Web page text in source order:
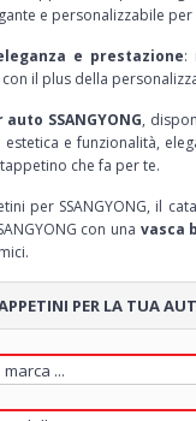
e personalizzabile
e prestazione:
con il plus della
SSANGYONG,
estetica e funzionalità,
che fa per te.
per SSANGYONG, il
con una vasca
PER LA TUA